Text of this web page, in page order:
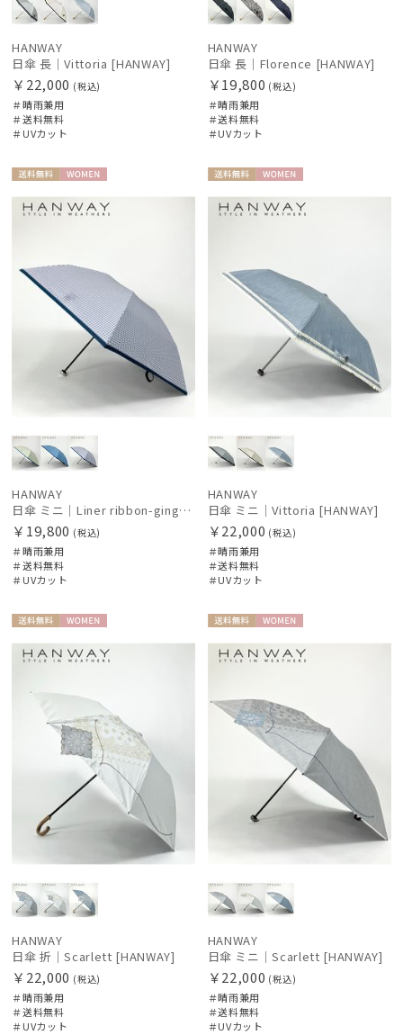
HANWAY
日傘 長｜Vittoria [HANWAY]
￥22,000 (税込)
＃晴雨兼用
＃送料無料
＃UVカット
HANWAY
日傘 長｜Florence [HANWAY]
￥19,800 (税込)
＃晴雨兼用
＃送料無料
＃UVカット
料
N
HANWAY
日傘 ミニ｜Liner ribbon-gingham [HANWAY]
￥19,800 (税込)
＃晴雨兼用
＃送料無料
＃UVカット
料
N
HANWAY
日傘 ミニ｜Vittoria [HANWAY]
￥22,000 (税込)
＃晴雨兼用
＃送料無料
＃UVカット
料
N
HANWAY
日傘 折｜Scarlett [HANWAY]
￥22,000 (税込)
＃晴雨兼用
＃送料無料
＃UVカット
料
N
HANWAY
日傘 ミニ｜Scarlett [HANWAY]
￥22,000 (税込)
＃晴雨兼用
＃送料無料
＃UVカット